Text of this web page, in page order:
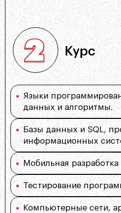
Курс
Языки
данных и алгоритмы.
Базы данных и SQL,
информационных
Мобильная разработка
Тестирование
Компьютерные сети,